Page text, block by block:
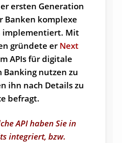
ersten Generation
Banken komplexe
implementiert. Mit
gründete er Next
APIs für digitale
Banking nutzen zu
ihn nach Details zu
befragt.
API haben Sie in
integriert, bzw.